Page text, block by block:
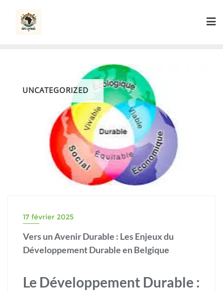
content
UNCATEGORIZED
17 février 2025
Vers un Avenir Durable : Les Enjeux du
Développement Durable en Belgique
Le Développement Durable :